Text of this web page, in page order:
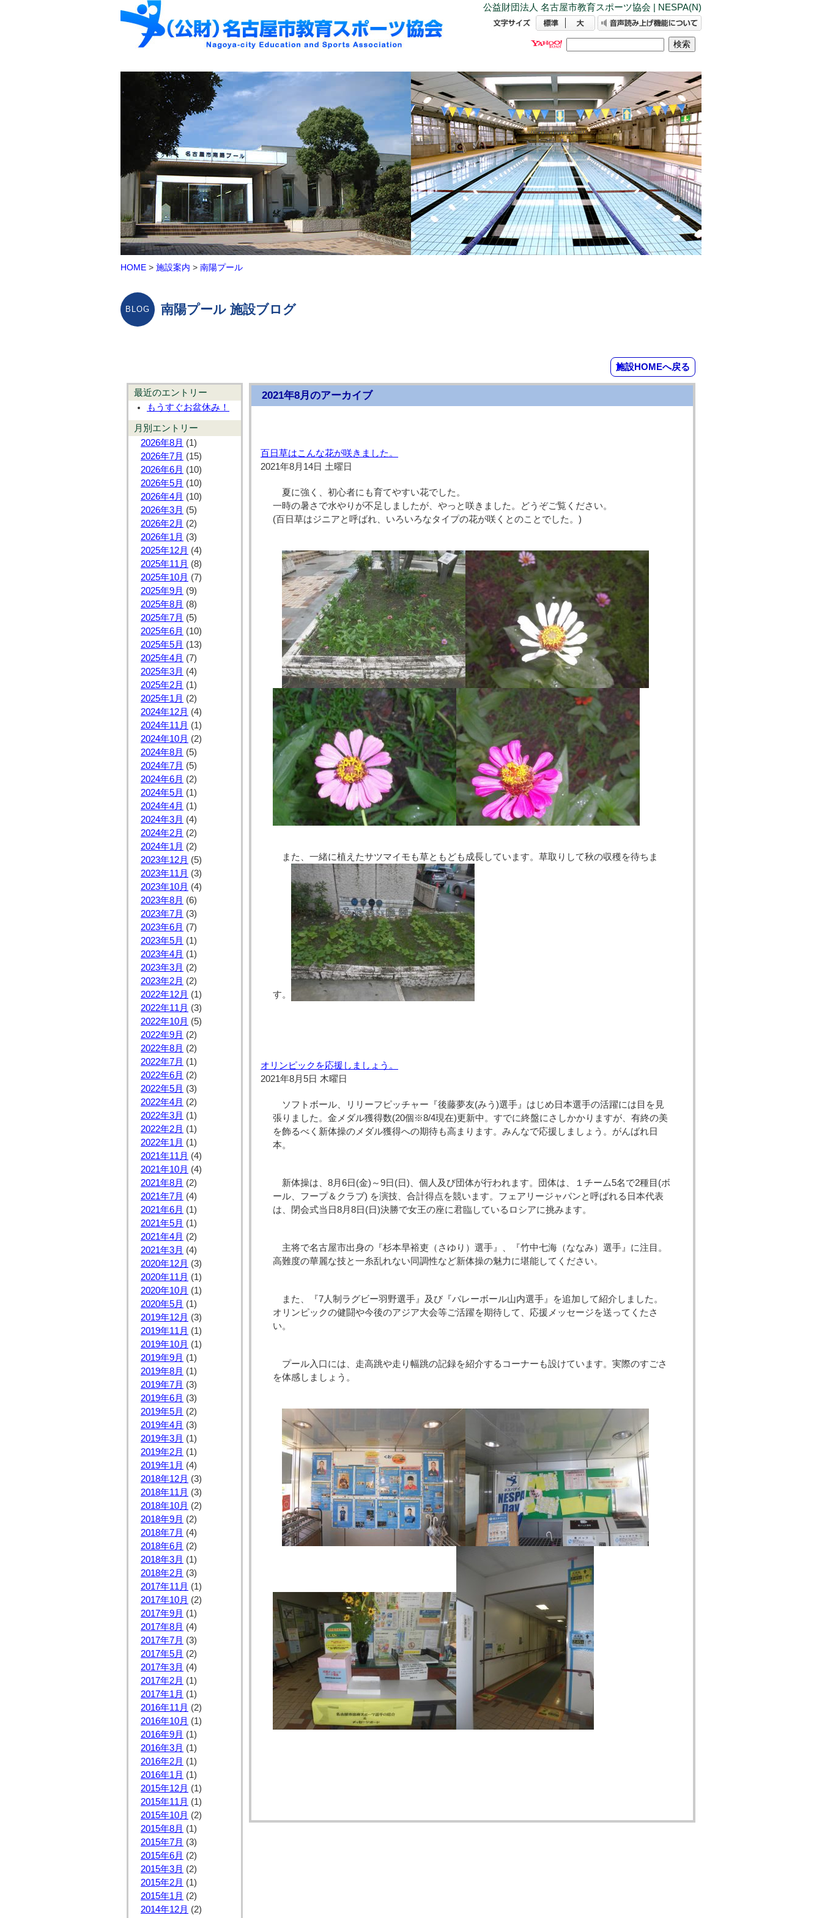
公益財団法人 名古屋市教育スポーツ協会 | NESPA(N)
HOME > 施設案内 > 南陽プール
南陽プール 施設ブログ
施設HOMEへ戻る
最近のエントリー
もうすぐお盆休み！
月別エントリー
2026年8月 (1)
2026年7月 (15)
2026年6月 (10)
2026年5月 (10)
2026年4月 (10)
2026年3月 (5)
2026年2月 (2)
2026年1月 (3)
2025年12月 (4)
2025年11月 (8)
2025年10月 (7)
2025年9月 (9)
2025年8月 (8)
2025年7月 (5)
2025年6月 (10)
2025年5月 (13)
2025年4月 (7)
2025年3月 (4)
2025年2月 (1)
2025年1月 (2)
2024年12月 (4)
2024年11月 (1)
2024年10月 (2)
2024年8月 (5)
2024年7月 (5)
2024年6月 (2)
2024年5月 (1)
2024年4月 (1)
2024年3月 (4)
2024年2月 (2)
2024年1月 (2)
2023年12月 (5)
2023年11月 (3)
2023年10月 (4)
2023年8月 (6)
2023年7月 (3)
2023年6月 (7)
2023年5月 (1)
2023年4月 (1)
2023年3月 (2)
2023年2月 (2)
2022年12月 (1)
2022年11月 (3)
2022年10月 (5)
2022年9月 (2)
2022年8月 (2)
2022年7月 (1)
2022年6月 (2)
2022年5月 (3)
2022年4月 (2)
2022年3月 (1)
2022年2月 (1)
2022年1月 (1)
2021年11月 (4)
2021年10月 (4)
2021年8月 (2)
2021年7月 (4)
2021年6月 (1)
2021年5月 (1)
2021年4月 (2)
2021年3月 (4)
2020年12月 (3)
2020年11月 (1)
2020年10月 (1)
2020年5月 (1)
2019年12月 (3)
2019年11月 (1)
2019年10月 (1)
2019年9月 (1)
2019年8月 (1)
2019年7月 (3)
2019年6月 (3)
2019年5月 (2)
2019年4月 (3)
2019年3月 (1)
2019年2月 (1)
2019年1月 (4)
2018年12月 (3)
2018年11月 (3)
2018年10月 (2)
2018年9月 (2)
2018年7月 (4)
2018年6月 (2)
2018年3月 (1)
2018年2月 (3)
2017年11月 (1)
2017年10月 (2)
2017年9月 (1)
2017年8月 (4)
2017年7月 (3)
2017年5月 (2)
2017年3月 (4)
2017年2月 (1)
2017年1月 (1)
2016年11月 (2)
2016年10月 (1)
2016年9月 (1)
2016年3月 (1)
2016年2月 (1)
2016年1月 (1)
2015年12月 (1)
2015年11月 (1)
2015年10月 (2)
2015年8月 (1)
2015年7月 (3)
2015年6月 (2)
2015年3月 (2)
2015年2月 (1)
2015年1月 (2)
2014年12月 (2)
2021年8月のアーカイブ
百日草はこんな花が咲きました。
2021年8月14日 土曜日
夏に強く、初心者にも育てやすい花でした。
一時の暑さで水やりが不足しましたが、やっと咲きました。どうぞご覧ください。
(百日草はジニアと呼ばれ、いろいろなタイプの花が咲くとのことでした。)
また、一緒に植えたサツマイモも草ともども成長しています。草取りして秋の収穫を待ちま
す。
オリンピックを応援しましょう。
2021年8月5日 木曜日
ソフトボール、リリーフピッチャー『後藤夢友(みう)選手』はじめ日本選手の活躍には目を見
張りました。金メダル獲得数(20個※8/4現在)更新中。すでに終盤にさしかかりますが、有終の美
を飾るべく新体操のメダル獲得への期待も高まります。みんなで応援しましょう。がんばれ日
本。
新体操は、8月6日(金)～9日(日)、個人及び団体が行われます。団体は、１チーム5名で2種目(ボ
ール、フープ＆クラブ) を演技、合計得点を競います。フェアリージャパンと呼ばれる日本代表
は、閉会式当日8月8日(日)決勝で女王の座に君臨しているロシアに挑みます。
主将で名古屋市出身の『杉本早裕吏（さゆり）選手』、『竹中七海（ななみ）選手』に注目。
高難度の華麗な技と一糸乱れない同調性など新体操の魅力に堪能してください。
また、『7人制ラグビー羽野選手』及び『バレーボール山内選手』を追加して紹介しました。
オリンピックの健闘や今後のアジア大会等ご活躍を期待して、応援メッセージを送ってくたさ
い。
プール入口には、走高跳や走り幅跳の記録を紹介するコーナーも設けています。実際のすごさ
を体感しましょう。